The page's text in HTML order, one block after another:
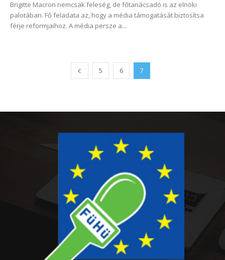
Brigitte Macron nemcsak feleség, de főtanácsadó is az elnöki
palotában. Fő feladata az, hogy a média támogatását biztosítsa
férje reformjaihoz. A média persze a...
5 6 7